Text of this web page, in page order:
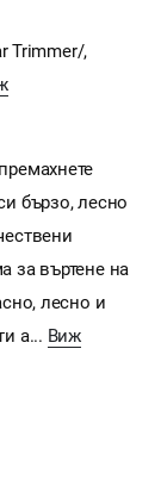
Trimmer/,
бързо, лесно
за въртене на
лесно и
а... Виж